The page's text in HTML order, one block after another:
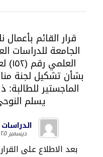
قرار القائم
الجامعة للدراسات
بشأن تشكيل لجنة
الماجستير
يسلم
الدراسات
ديسمبر ٢٥, ٢٠١٩
بعد الاطلاع على